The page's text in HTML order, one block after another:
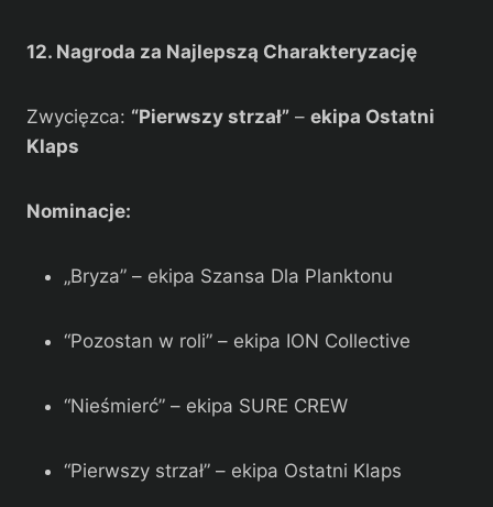
12. Nagroda za Najlepszą Charakteryzację
Zwycięzca: “Pierwszy strzał” – ekipa Ostatni
Klaps
Nominacje:
„Bryza” – ekipa Szansa Dla Planktonu
“Pozostan w roli” – ekipa ION Collective
“Nieśmierć” – ekipa SURE CREW
“Pierwszy strzał” – ekipa Ostatni Klaps